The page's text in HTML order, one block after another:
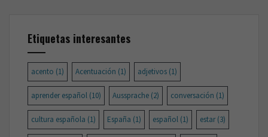
Etiquetas interesantes
acento (1) Acentuación (1) adjetivos (1)
aprender español (10) Aussprache (2) conversación (1)
cultura española (1) España (1) español (1) estar(3)